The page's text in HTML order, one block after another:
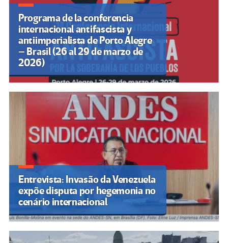
Programa de la conferencia
internacional antifascista y
antiimperialista de Porto Alegre
– Brasil (26 al 29 de marzo de
2026)
Entrevista: Invasão da Venezuela
expõe disputa por hegemonia no
cenário internacional